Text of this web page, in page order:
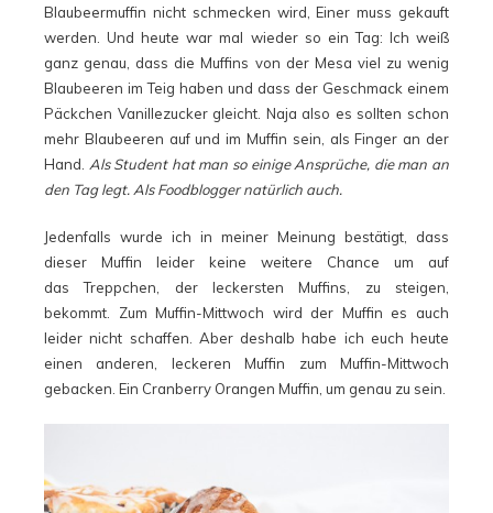
Blaubeermuffin nicht schmecken wird, Einer muss gekauft
werden. Und heute war mal wieder so ein Tag: Ich weiß
ganz genau, dass die Muffins von der Mesa viel zu wenig
Blaubeeren im Teig haben und dass der Geschmack einem
Päckchen Vanillezucker gleicht. Naja also es sollten schon
mehr Blaubeeren auf und im Muffin sein, als Finger an der
Hand. Als Student hat man so einige Ansprüche, die man an
den Tag legt. Als Foodblogger natürlich auch.
Jedenfalls wurde ich in meiner Meinung bestätigt, dass
dieser Muffin leider keine weitere Chance um auf
das Treppchen, der leckersten Muffins, zu steigen,
bekommt. Zum Muffin-Mittwoch wird der Muffin es auch
leider nicht schaffen. Aber deshalb habe ich euch heute
einen anderen, leckeren Muffin zum Muffin-Mittwoch
gebacken. Ein Cranberry Orangen Muffin, um genau zu sein.